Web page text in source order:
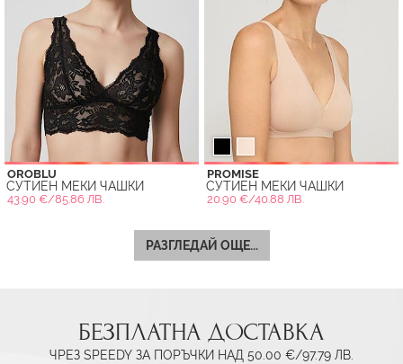
OROBLU
СУТИЕН МЕКИ ЧАШКИ
43.90 €/85.86 ЛВ.
PROMISE
СУТИЕН МЕКИ ЧАШКИ
20.90 €/40.88 ЛВ.
РАЗГЛЕДАЙ ОЩЕ...
БЕЗПЛАТНА ДОСТАВКА
ЧРЕЗ SPEEDY ЗА ПОРЪЧКИ НАД 50.00 €/97.79 ЛВ.